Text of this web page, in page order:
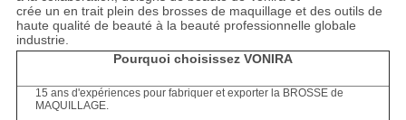
crée un en trait plein des brosses de maquillage et des outils de
haute qualité de beauté à la beauté professionnelle globale
industrie.
Pourquoi choisissez VONIRA
15 ans d'expériences pour fabriquer et exporter la BROSSE de
MAQUILLAGE.